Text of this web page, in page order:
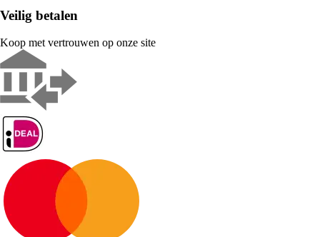
Veilig betalen
Koop met vertrouwen op onze site